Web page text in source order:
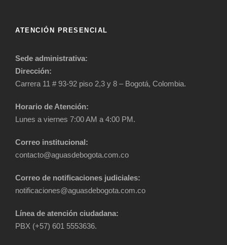
ATENCIÓN PRESENCIAL
Sede administrativa:
Dirección:
Carrera 11 # 93-92 piso 2,3 y 8 – Bogotá, Colombia.
Horario de Atención:
Lunes a viernes 7:00 AM a 4:00 PM.
Correo institucional:
contacto@aguasdebogota.com.co
Correo de notificaciones judiciales:
notificaciones@aguasdebogota.com.co
Línea de atención ciudadana:
PBX (+57) 601 5553636.